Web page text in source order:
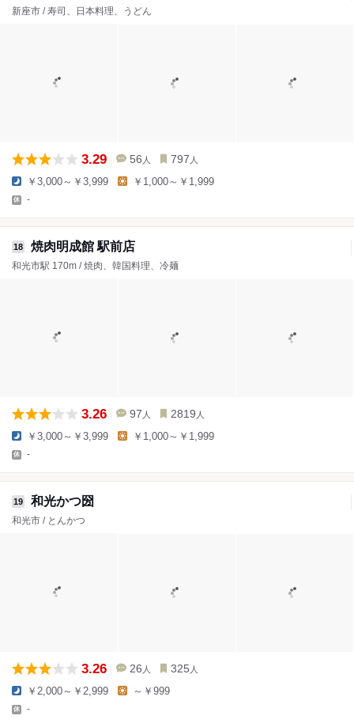
新座市 / 寿司、日本料理、うどん
3.29 56 人 797 人
￥3,000～￥3,999 ￥1,000～￥1,999
-
18 焼肉明成館 駅前店
和光市駅 170m / 焼肉、韓国料理、冷麺
3.26 97 人 2819 人
￥3,000～￥3,999 ￥1,000～￥1,999
-
19 和光かつ圀
和光市 / とんかつ
3.26 26 人 325 人
￥2,000～￥2,999 ～￥999
-